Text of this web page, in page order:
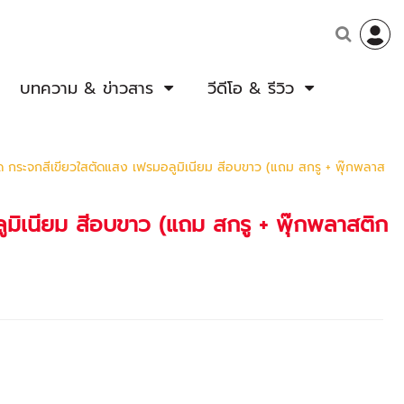
บทความ & ข่าวสาร
วีดีโอ & รีวิว
ระจกสีเขียวใสตัดแสง เฟรมอลูมิเนียม สีอบขาว (แถม สกรู + พุ๊กพลาส
มิเนียม สีอบขาว (แถม สกรู + พุ๊กพลาสติก